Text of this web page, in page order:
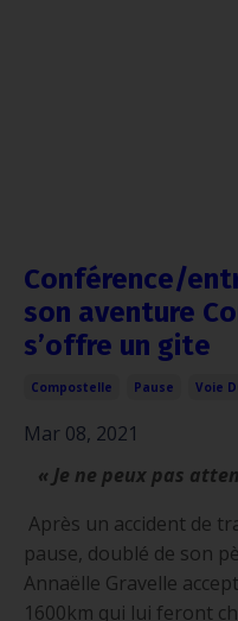
Conférence/
son aventure
s’offre un gite
Compostelle Pause Voie
Mar 08, 2021
« Je ne peux pas
Après un accident de
pause, doublé de son
Annaëlle Gravelle
1600km qui lui feront